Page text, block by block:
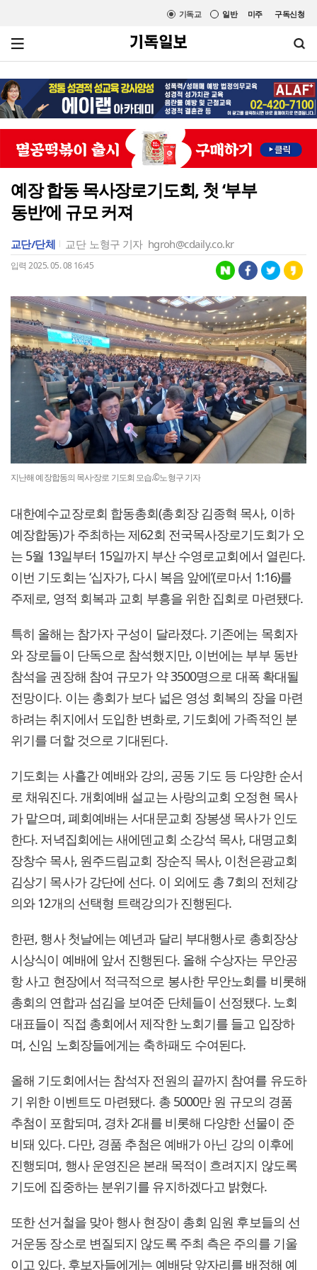
미주 구독신청
일반
기독교
예장 합동 목사장로기도회, 첫 ‘부부
동반’에 규모 커져
교단/단체 교단 노형구 기자 hgroh@cdaily.co.kr
입력 2025. 05. 08 16:45
지난해 예장합동의 목사·장로 기도회 모습.©노형구 기자
대한예수교장로회 합동총회(총회장 김종혁 목사, 이하
예장합동)가 주최하는 제62회 전국목사장로기도회가 오
는 5월 13일부터 15일까지 부산 수영로교회에서 열린다.
이번 기도회는 ‘십자가, 다시 복음 앞에’(로마서 1:16)를
주제로, 영적 회복과 교회 부흥을 위한 집회로 마련됐다.
특히 올해는 참가자 구성이 달라졌다. 기존에는 목회자
와 장로들이 단독으로 참석했지만, 이번에는 부부 동반
참석을 권장해 참여 규모가 약 3500명으로 대폭 확대될
전망이다. 이는 총회가 보다 넓은 영성 회복의 장을 마련
하려는 취지에서 도입한 변화로, 기도회에 가족적인 분
위기를 더할 것으로 기대된다.
기도회는 사흘간 예배와 강의, 공동 기도 등 다양한 순서
로 채워진다. 개회예배 설교는 사랑의교회 오정현 목사
가 맡으며, 폐회예배는 서대문교회 장봉생 목사가 인도
한다. 저녁집회에는 새에덴교회 소강석 목사, 대명교회
장창수 목사, 원주드림교회 장순직 목사, 이천은광교회
김상기 목사가 강단에 선다. 이 외에도 총 7회의 전체강
의와 12개의 선택형 트랙강의가 진행된다.
한편, 행사 첫날에는 예년과 달리 부대행사로 총회장상
시상식이 예배에 앞서 진행된다. 올해 수상자는 무안공
항 사고 현장에서 적극적으로 봉사한 무안노회를 비롯해
총회의 연합과 섬김을 보여준 단체들이 선정됐다. 노회
대표들이 직접 총회에서 제작한 노회기를 들고 입장하
며, 신임 노회장들에게는 축하패도 수여된다.
올해 기도회에서는 참석자 전원의 끝까지 참여를 유도하
기 위한 이벤트도 마련됐다. 총 5000만 원 규모의 경품
추첨이 포함되며, 경차 2대를 비롯해 다양한 선물이 준
비돼 있다. 다만, 경품 추첨은 예배가 아닌 강의 이후에
진행되며, 행사 운영진은 본래 목적이 흐려지지 않도록
기도에 집중하는 분위기를 유지하겠다고 밝혔다.
또한 선거철을 맞아 행사 현장이 총회 임원 후보들의 선
거운동 장소로 변질되지 않도록 주최 측은 주의를 기울
이고 있다. 후보자들에게는 예배당 앞자리를 배정해 예